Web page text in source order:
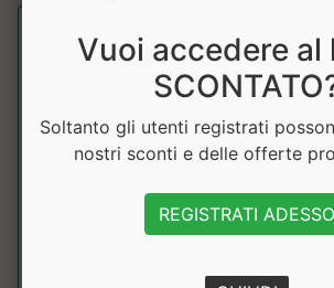
L-Glutammina
Vuoi accedere al
Soltanto gli utenti registrati
nostri sconti e delle offerte
REGISTRATI ADESSO